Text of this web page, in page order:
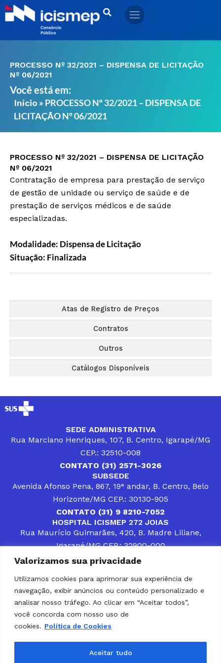
Valorizamos sua privacidade
Utilizamos cookies para aprimorar sua experiência de
navegação, exibir anúncios ou conteúdo personalizado e
analisar nosso tráfego. Ao clicar em “Aceitar todos”,
você concorda com nosso uso de
cookies. Política de Cookies
Aceitar tudo
Ir
para
PROCESSO Nº 32/2021 – DISPENSA DE LICITAÇÃO
Nº 06/2021
Você está em:
Início » PROCESSO Nº 32/2021 – DISPENSA DE
LICITAÇÃO Nº 06/2021
PROCESSO Nº 32/2021 – DISPENSA DE LICITAÇÃO
Nº 06/2021
Contratação de empresa para prestação de serviço
de gestão de unidade ou serviço de saúde e de
prestação de serviços médicos e de saúde
especializadas.
Modalidade: Dispensa de Licitação
Situação: Finalizada
Atas de Registro de Preços
Contratos
Outros
Catálogos Disponíveis
SEDE ADMINISTRATIVA
Rua Marciano Henriques, 107, B. Centro, Igarapé/MG
CEP.: 32510-008
CONTATO (31) 2571-3026
SUBSEDE
Avenida Afonso Pena, 867, 19° andar, B. Centro, Belo
Horizonte/MG CEP.: 30130-905
CONTATO (31) 9 8210-7052
HOSPITAL ICISMEP 272 JOIAS
Rua Maurício Guimarães, 420, B. Madre Liliane,
Igarapé/MG CEP.: 32900-000
CONTATOS (31) 3512-4400 ou (31) 9 8309-8660
DESENVOLVER SOLUÇÕES, AÇÕES E SERVIÇOS
PÚBLICOS QUE COMPLEMENTEM A ASSISTÊNCIA À
POPULAÇÃO DA REGIÃO EM QUE ATUA, SENDO
PARCEIRO DOS MUNICÍPIOS CONSORCIADOS NA
SOLUÇÃO DE DIFICULDADES ENFRENTADAS POR
GESTORES MUNICIPAIS, É O COMPROMISSO DO
ICISMEP.
Home Institucional Municípios